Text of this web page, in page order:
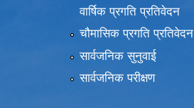
वार्षिक प्रगति प्रतिवेदन
चौमासिक प्रगति प्रतिवेदन
सार्वजनिक सुनुवाई
सार्वजनिक परीक्षण